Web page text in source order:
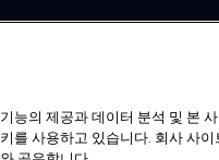
능의 제공과 데이터 분석 및 본
를 사용하고 있습니다. 회사 사